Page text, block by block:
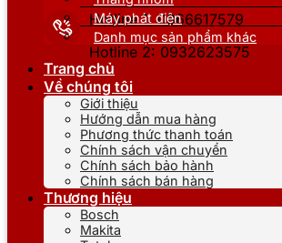
Hotline 1: 0866617579
Hotline 2: 0932623575
Máy phát điện
Danh mục sản phẩm khác
Trang chủ
Về chúng tôi
Giới thiệu
Hướng dẫn mua hàng
Phương thức thanh toán
Chính sách vận chuyển
Chính sách bảo hành
Chính sách bán hàng
Thương hiệu
Bosch
Makita